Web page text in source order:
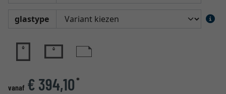
glastype
vanaf € 394,10*